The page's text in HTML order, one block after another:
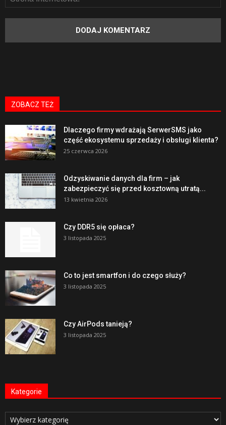
ZOBACZ TEŻ
Dlaczego firmy wdrażają SerwerSMS jako
część ekosystemu sprzedaży i obsługi klienta?
25 czerwca 2026
Odzyskiwanie danych dla firm – jak
zabezpieczyć się przed kosztowną utratą...
13 kwietnia 2026
Czy DDR5 się opłaca?
3 listopada 2025
Co to jest smartfon i do czego służy?
3 listopada 2025
Czy AirPods tanieją?
3 listopada 2025
Kategorie
Kategorie